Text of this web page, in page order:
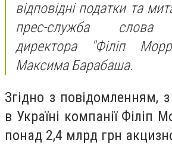
відповідні податки та
прес-служба слова
директора "Філіп
Максима Барабаша.
Згідно з повідомленням,
в Україні компанії Філіп
понад 2,4 млрд грн